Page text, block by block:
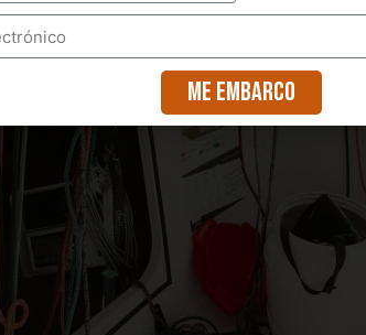
Me embarco